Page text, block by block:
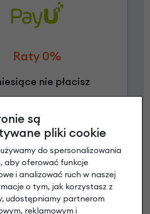
Raty 0%
nie płacisz
Poznaj szczegóły
nie stanowi oferty w rozumieniu art.
Ostateczna decyzja o warunkach
zostanie podjęta po ocenie
są
pliki cookie
do spersonalizowania
aby oferować funkcje
i analizować ruch w naszej
o tym, jak korzystasz z
udostępniamy partnerom
reklamowym i